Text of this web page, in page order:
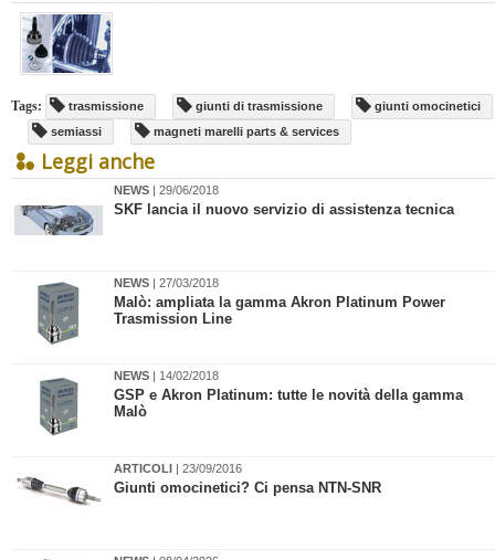
Tags: trasmissione giunti di trasmissione
giunti omocinetici
semiassi
magneti marelli parts & services
Leggi anche
NEWS | 29/06/2018
SKF lancia il nuovo servizio di assistenza tecnica
NEWS | 27/03/2018
Malò: ampliata la gamma Akron Platinum Power
Trasmission Line
NEWS | 14/02/2018
GSP e Akron Platinum: tutte le novità della gamma
Malò
ARTICOLI | 23/09/2016
Giunti omocinetici? Ci pensa NTN-SNR